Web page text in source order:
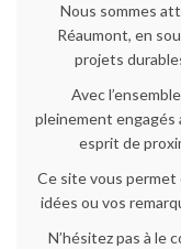
Nous sommes
Réaumont, en
projets
Avec
pleinement engagés
esprit de
Ce site vous permet
idées ou vos
N’hésitez pas à le